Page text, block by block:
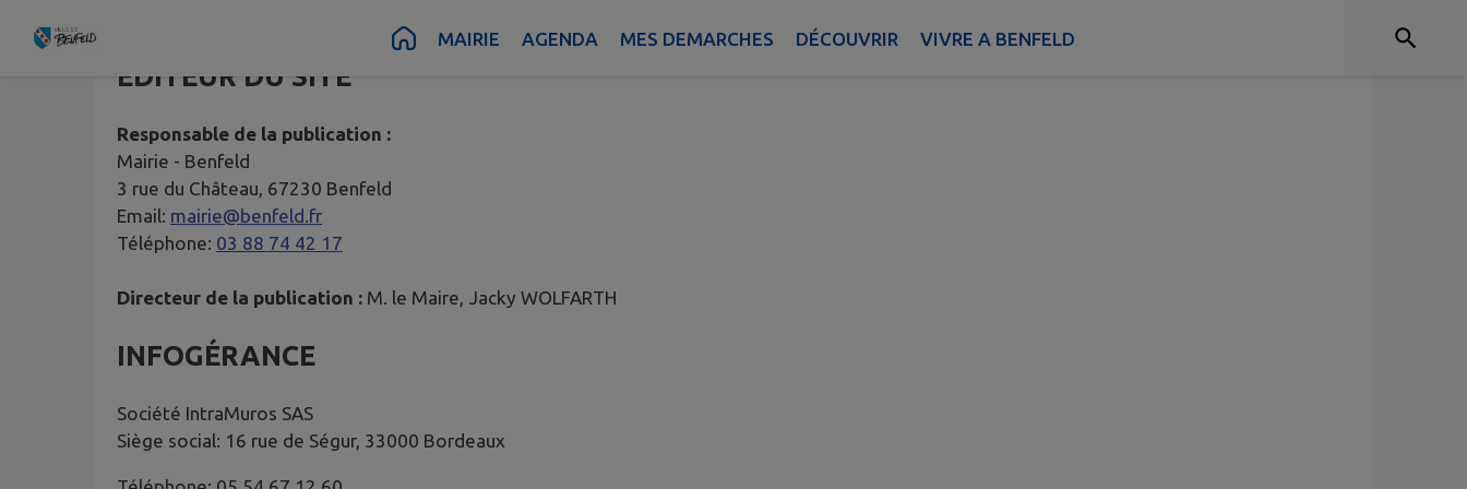
Contenu Pied de page MAIRIE AGENDA MES DEMARCHES DÉCOUVRIR VIVRE A BENFELD
ÉDITEUR DU SITE
Responsable de la publication :
Mairie - Benfeld
3 rue du Château, 67230 Benfeld
Email: mairie@benfeld.fr
Téléphone: 03 88 74 42 17
Directeur de la publication : M. le Maire, Jacky WOLFARTH
INFOGÉRANCE
Société IntraMuros SAS
Siège social: 16 rue de Ségur, 33000 Bordeaux